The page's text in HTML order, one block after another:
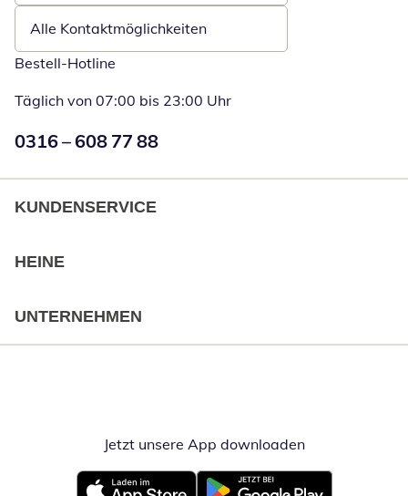
Alle Kontaktmöglichkeiten
Bestell-Hotline
Täglich von 07:00 bis 23:00 Uhr
Numéro de téléphone:
0316 – 608 77 88
KUNDENSERVICE
HEINE
UNTERNEHMEN
Jetzt unsere App downloadenÖffnet in